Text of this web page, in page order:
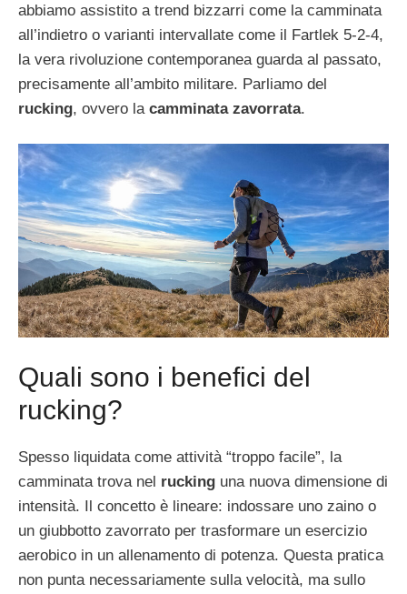
abbiamo assistito a trend bizzarri come la camminata
all’indietro o varianti intervallate come il Fartlek 5-2-4,
la vera rivoluzione contemporanea guarda al passato,
precisamente all’ambito militare. Parliamo del
rucking, ovvero la camminata zavorrata.
Quali sono i benefici del
rucking?
Spesso liquidata come attività “troppo facile”, la
camminata trova nel rucking una nuova dimensione di
intensità. Il concetto è lineare: indossare uno zaino o
un giubbotto zavorrato per trasformare un esercizio
aerobico in un allenamento di potenza. Questa pratica
non punta necessariamente sulla velocità, ma sullo